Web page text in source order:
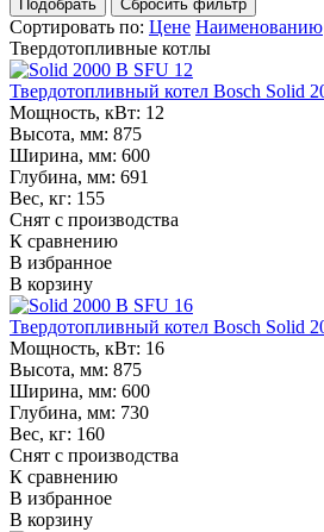
Сортировать по: Цене Наименованию
Твердотопливные котлы
Твердотопливный котел Bosch Solid
Мощность, кВт: 12
Высота, мм: 875
Ширина, мм: 600
Глубина, мм: 691
Вес, кг: 155
Снят с производства
К сравнению
В избранное
В корзину
Твердотопливный котел Bosch Solid
Мощность, кВт: 16
Высота, мм: 875
Ширина, мм: 600
Глубина, мм: 730
Вес, кг: 160
Снят с производства
К сравнению
В избранное
В корзину